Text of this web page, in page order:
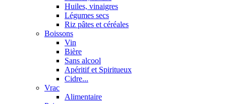
Huiles, vinaigres
Légumes secs
Riz pâtes et céréales
Boissons
Vin
Bière
Sans alcool
Apéritif et Spiritueux
Cidre...
Vrac
Alimentaire